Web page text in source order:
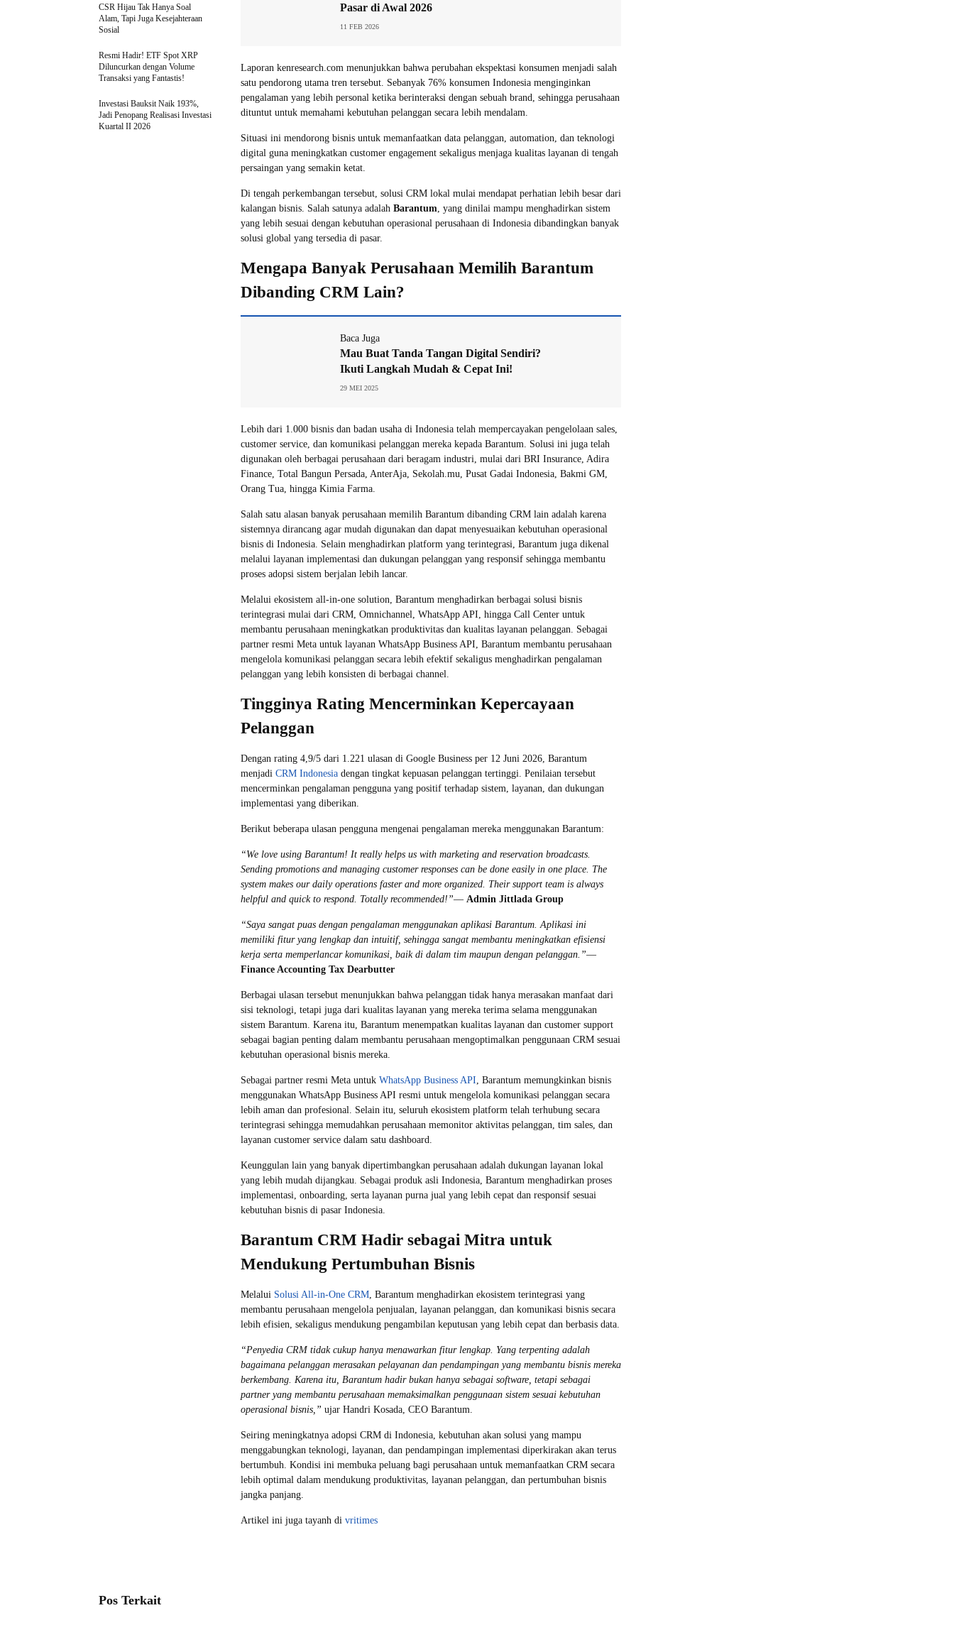
Pasar di Awal 2026
11 FEB 2026
Laporan kenresearch.com menunjukkan bahwa perubahan ekspektasi konsumen menjadi salah
satu pendorong utama tren tersebut. Sebanyak 76% konsumen Indonesia menginginkan
pengalaman yang lebih personal ketika berinteraksi dengan sebuah brand, sehingga perusahaan
dituntut untuk memahami kebutuhan pelanggan secara lebih mendalam.
Situasi ini mendorong bisnis untuk memanfaatkan data pelanggan, automation, dan teknologi
digital guna meningkatkan customer engagement sekaligus menjaga kualitas layanan di tengah
persaingan yang semakin ketat.
Di tengah perkembangan tersebut, solusi CRM lokal mulai mendapat perhatian lebih besar dari
kalangan bisnis. Salah satunya adalah Barantum , yang dinilai mampu menghadirkan sistem
yang lebih sesuai dengan kebutuhan operasional perusahaan di Indonesia dibandingkan banyak
solusi global yang tersedia di pasar.
Mengapa Banyak Perusahaan Memilih Barantum
Dibanding CRM Lain?
Baca Juga
Mau Buat Tanda Tangan Digital Sendiri?
Ikuti Langkah Mudah & Cepat Ini!
29 MEI 2025
Lebih dari 1.000 bisnis dan badan usaha di Indonesia telah mempercayakan pengelolaan sales,
customer service, dan komunikasi pelanggan mereka kepada Barantum. Solusi ini juga telah
digunakan oleh berbagai perusahaan dari beragam industri, mulai dari BRI Insurance, Adira
Finance, Total Bangun Persada, AnterAja, Sekolah.mu, Pusat Gadai Indonesia, Bakmi GM,
Orang Tua, hingga Kimia Farma.
Salah satu alasan banyak perusahaan memilih Barantum dibanding CRM lain adalah karena
sistemnya dirancang agar mudah digunakan dan dapat menyesuaikan kebutuhan operasional
bisnis di Indonesia. Selain menghadirkan platform yang terintegrasi, Barantum juga dikenal
melalui layanan implementasi dan dukungan pelanggan yang responsif sehingga membantu
proses adopsi sistem berjalan lebih lancar.
Melalui ekosistem all-in-one solution, Barantum menghadirkan berbagai solusi bisnis
terintegrasi mulai dari CRM, Omnichannel, WhatsApp API, hingga Call Center untuk
membantu perusahaan meningkatkan produktivitas dan kualitas layanan pelanggan. Sebagai
partner resmi Meta untuk layanan WhatsApp Business API, Barantum membantu perusahaan
mengelola komunikasi pelanggan secara lebih efektif sekaligus menghadirkan pengalaman
pelanggan yang lebih konsisten di berbagai channel.
Tingginya Rating Mencerminkan Kepercayaan
Pelanggan
Dengan rating 4,9/5 dari 1.221 ulasan di Google Business per 12 Juni 2026, Barantum
menjadi CRM Indonesia dengan tingkat kepuasan pelanggan tertinggi. Penilaian tersebut
mencerminkan pengalaman pengguna yang positif terhadap sistem, layanan, dan dukungan
implementasi yang diberikan.
Berikut beberapa ulasan pengguna mengenai pengalaman mereka menggunakan Barantum:
“We love using Barantum! It really helps us with marketing and reservation broadcasts.
Sending promotions and managing customer responses can be done easily in one place. The
system makes our daily operations faster and more organized. Their support team is always
helpful and quick to respond. Totally recommended!”— Admin Jittlada Group
“Saya sangat puas dengan pengalaman menggunakan aplikasi Barantum. Aplikasi ini
memiliki fitur yang lengkap dan intuitif, sehingga sangat membantu meningkatkan efisiensi
kerja serta memperlancar komunikasi, baik di dalam tim maupun dengan pelanggan.”—
Finance Accounting Tax Dearbutter
Berbagai ulasan tersebut menunjukkan bahwa pelanggan tidak hanya merasakan manfaat dari
sisi teknologi, tetapi juga dari kualitas layanan yang mereka terima selama menggunakan
sistem Barantum. Karena itu, Barantum menempatkan kualitas layanan dan customer support
sebagai bagian penting dalam membantu perusahaan mengoptimalkan penggunaan CRM sesuai
kebutuhan operasional bisnis mereka.
Sebagai partner resmi Meta untuk WhatsApp Business API , Barantum memungkinkan bisnis
menggunakan WhatsApp Business API resmi untuk mengelola komunikasi pelanggan secara
lebih aman dan profesional. Selain itu, seluruh ekosistem platform telah terhubung secara
terintegrasi sehingga memudahkan perusahaan memonitor aktivitas pelanggan, tim sales, dan
layanan customer service dalam satu dashboard.
Keunggulan lain yang banyak dipertimbangkan perusahaan adalah dukungan layanan lokal
yang lebih mudah dijangkau. Sebagai produk asli Indonesia, Barantum menghadirkan proses
implementasi, onboarding, serta layanan purna jual yang lebih cepat dan responsif sesuai
kebutuhan bisnis di pasar Indonesia.
Barantum CRM Hadir sebagai Mitra untuk
Mendukung Pertumbuhan Bisnis
Melalui Solusi All-in-One CRM , Barantum menghadirkan ekosistem terintegrasi yang
membantu perusahaan mengelola penjualan, layanan pelanggan, dan komunikasi bisnis secara
lebih efisien, sekaligus mendukung pengambilan keputusan yang lebih cepat dan berbasis data.
“Penyedia CRM tidak cukup hanya menawarkan fitur lengkap. Yang terpenting adalah
bagaimana pelanggan merasakan pelayanan dan pendampingan yang membantu bisnis mereka
berkembang. Karena itu, Barantum hadir bukan hanya sebagai software, tetapi sebagai
partner yang membantu perusahaan memaksimalkan penggunaan sistem sesuai kebutuhan
operasional bisnis,” ujar Handri Kosada, CEO Barantum.
Seiring meningkatnya adopsi CRM di Indonesia, kebutuhan akan solusi yang mampu
menggabungkan teknologi, layanan, dan pendampingan implementasi diperkirakan akan terus
bertumbuh. Kondisi ini membuka peluang bagi perusahaan untuk memanfaatkan CRM secara
lebih optimal dalam mendukung produktivitas, layanan pelanggan, dan pertumbuhan bisnis
jangka panjang.
Artikel ini juga tayanh di vritimes
CSR Hijau Tak Hanya Soal
Alam, Tapi Juga Kesejahteraan
Sosial
Resmi Hadir! ETF Spot XRP
Diluncurkan dengan Volume
Transaksi yang Fantastis!
Investasi Bauksit Naik 193%,
Jadi Penopang Realisasi Investasi
Kuartal II 2026
Pos Terkait